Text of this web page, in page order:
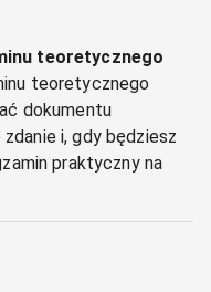
teoretycznego
teoretycznego
dokumentu
i, gdy będziesz
praktyczny na